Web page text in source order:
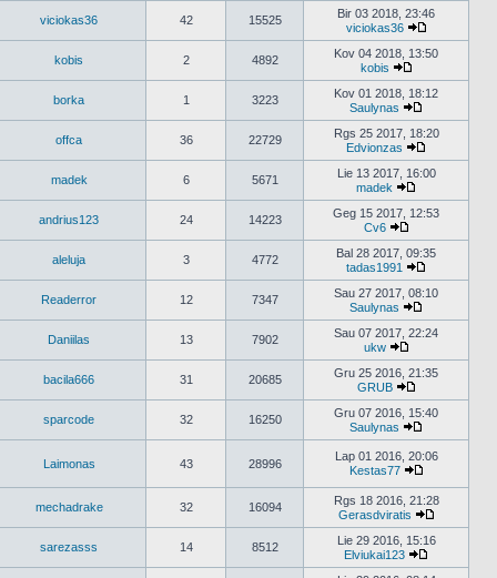
naujausius
pranešimus
viciokas36 42 15525
Bir 03 2018, 23:46
viciokas36
Peržiūrėti
naujausius
kobis 2 4892
Kov 04 2018, 13:50
kobis
Peržiūrėti
naujausius
pranešimus
borka 1 3223
Kov 01 2018, 18:12
Saulynas
Peržiūrėti
naujausius
pranešimus
offca 36 22729
Rgs 25 2017, 18:20
Edvionzas
Peržiūrėti
naujausius
madek 6 5671
Lie 13 2017, 16:00
madek
Peržiūrėti
naujausius
andrius123 24 14223
Geg 15 2017, 12:53
Cv6
Peržiūrėti
naujausius
pranešimus
aleluja 3 4772
Bal 28 2017, 09:35
tadas1991
Peržiūrėti
naujausius
Readerror 12 7347
Sau 27 2017, 08:10
Saulynas
Peržiūrėti
naujausius
Daniilas 13 7902
Sau 07 2017, 22:24
ukw
Peržiūrėti
naujausius
pranešimus
bacila666 31 20685
Gru 25 2016, 21:35
GRUB
Peržiūrėti
naujausius
pranešimus
sparcode 32 16250
Gru 07 2016, 15:40
Saulynas
Peržiūrėti
naujausius
pranešimus
Laimonas 43 28996
Lap 01 2016, 20:06
Kestas77
naujausius
pranešimus
mechadrake 32 16094
Rgs 18 2016, 21:28
Gerasdviratis
Peržiūrėti
naujausius
sarezasss 14 8512
Lie 29 2016, 15:16
Elviukai123
Peržiūrėti